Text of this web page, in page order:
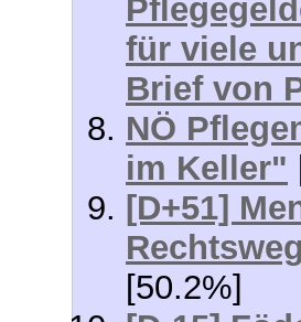
für viele
Brief von
NÖ
im Keller"
[D+51]
[50.2%]
[D-15]